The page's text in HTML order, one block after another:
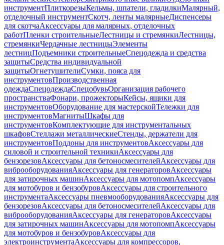
инструментПлиткорезыКельмы, шпатели, гладилкиМалярный,
отделочный инструментСкотч, ленты малярныеДиспенсеры
для скотчаАксессуары для малярных, отделочных
работПленки строительныеЛестницы и стремянкиЛестницы,
стремянкиЧердачные лестницыЭлементы
лестницПодъемники строительныеСпецодежда и средства
защитыСредства индивидуальной
защитыОгнетушителиСумки, пояса для
инструментовПроизводственная
одеждаСпецодеждаСпецобувьОрганизация рабочего
пространстваФонари, прожекторыКейсы, ящики для
инструментовОборудование для мастерскойТележки для
инструментовМагнитыШкафы для
инструментовКомплектующие для инструментальных
шкафовСтеллажи металлическиеСтенды, держатели для
инструментовПоддоны для инструментовАксессуары для
силовой и строительной техникиАксессуары для
бензорезовАксессуары для бетоносмесителейАксессуары для
виброоборудованияАксессуары для генераторовАксессуары
для затирочных машинАксессуары для мотопомпАксессуары
для мотобуров и бензобуровАксессуары для строительного
инструментаАксессуары пневмооборудованияАксессуары для
бензорезовАксессуары для бетоносмесителейАксессуары для
виброоборудованияАксессуары для генераторовАксессуары
для затирочных машинАксессуары для мотопомпАксессуары
для мотобуров и бензобуровАксессуары для
электроинструментаАксессуары для компрессоров,